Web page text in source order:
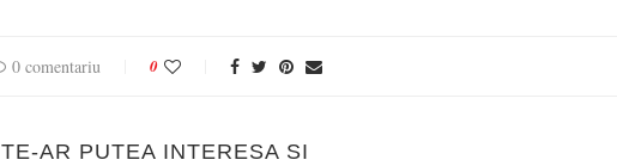
0 comentariu 0
TE-AR PUTEA INTERESA SI